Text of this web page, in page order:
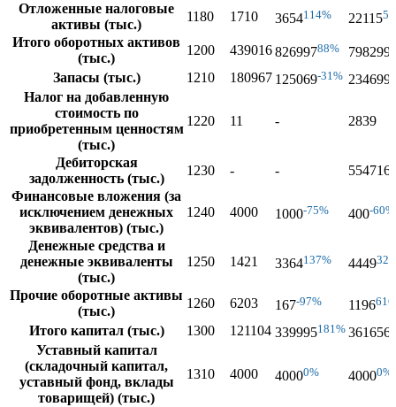
Отложенные налоговые
активы (тыс.)
1180 1710 3654114% 22115
Итого оборотных активов
(тыс.)
1200 43901682699788% 798299
Запасы (тыс.) 1210 180967 125069-31% 234699
Налог на добавленную
стоимость по
приобретенным ценностям
(тыс.)
1220 11 - 2839
Дебиторская
задолженность (тыс.)
1230 - -
554716
Финансовые вложения (за
исключением денежных
эквивалентов) (тыс.)
1240 4000 1000-75% 400-60%
Денежные средства и
денежные эквиваленты
(тыс.)
1250 1421 3364137% 4449
Прочие оборотные активы
(тыс.)
1260 6203 167-97% 1196
Итого капитал (тыс.) 1300 121104 339995181% 361656
Уставный капитал
(складочный капитал,
уставный фонд, вклады
товарищей) (тыс.)
1310 4000 40000% 40000%